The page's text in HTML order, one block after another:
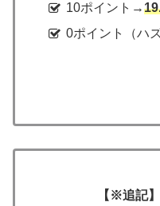
10ポイント→
0ポイント（ハ
【※追記